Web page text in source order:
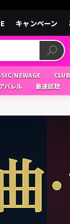
キャンペーン
NEWAGE
パレル 最速試聴